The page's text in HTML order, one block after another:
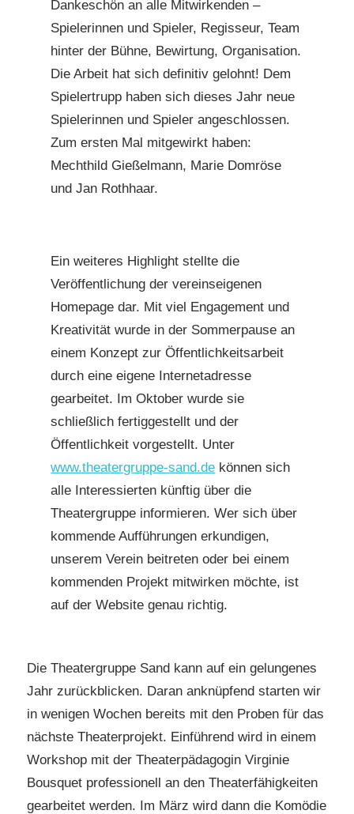
Dankeschön an alle Mitwirkenden –
Spielerinnen und Spieler, Regisseur, Team
hinter der Bühne, Bewirtung, Organisation.
Die Arbeit hat sich definitiv gelohnt! Dem
Spielertrupp haben sich dieses Jahr neue
Spielerinnen und Spieler angeschlossen.
Zum ersten Mal mitgewirkt haben:
Mechthild Gießelmann, Marie Domröse
und Jan Rothhaar.
Ein weiteres Highlight stellte die
Veröffentlichung der vereinseigenen
Homepage dar. Mit viel Engagement und
Kreativität wurde in der Sommerpause an
einem Konzept zur Öffentlichkeitsarbeit
durch eine eigene Internetadresse
gearbeitet. Im Oktober wurde sie
schließlich fertiggestellt und der
Öffentlichkeit vorgestellt. Unter
www.theatergruppe-sand.de können sich
alle Interessierten künftig über die
Theatergruppe informieren. Wer sich über
kommende Aufführungen erkundigen,
unserem Verein beitreten oder bei einem
kommenden Projekt mitwirken möchte, ist
auf der Website genau richtig.
Die Theatergruppe Sand kann auf ein gelungenes
Jahr zurückblicken. Daran anknüpfend starten wir
in wenigen Wochen bereits mit den Proben für das
nächste Theaterprojekt. Einführend wird in einem
Workshop mit der Theaterpädagogin Virginie
Bousquet professionell an den Theaterfähigkeiten
gearbeitet werden. Im März wird dann die Komödie